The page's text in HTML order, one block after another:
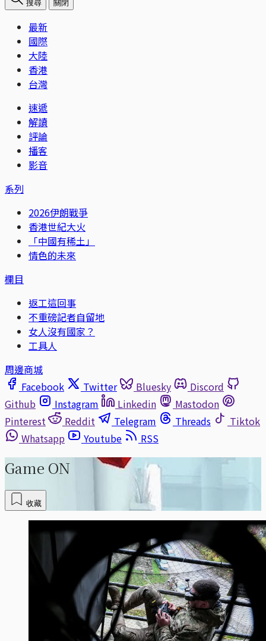
搜尋 關閉
最新
國際
大陸
香港
台灣
速遞
解讀
評論
播客
影音
系列
2026伊朗戰爭
香港世紀大火
「中國有稀土」
情色的未來
欄目
返工這回事
不重磅記者自留地
女人沒有國家？
工具人
周邊商城
Facebook
Twitter Bluesky
Discord
Github
Instagram Linkedin
Mastodon
Pinterest
Reddit Telegram Threads
Tiktok
Whatsapp
Youtube RSS
Game ON
收藏